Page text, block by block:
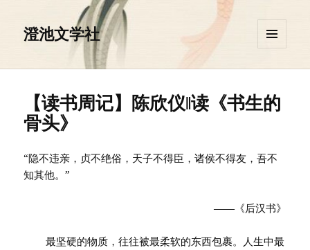
澄池文学社
挂件
【读书周记】陈欣仪‖读《书生的
骨头》
“隐不违亲，贞不绝俗，天子不得臣，诸侯不得友，吾不
知其他。”
——《后汉书》
最坚硬的物质，往往被最柔软的东西包裹。人生中最